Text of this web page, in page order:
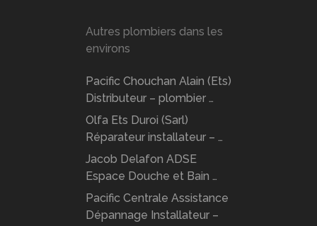
Autres plombiers dans les
environs
Pacific Chouchan Alain (Ets)
Distributeur – plombier …
Olfa Ets Duroi (Sarl)
Réparateur installateur – …
Jacob Delafon ADSE
Espace Douche et Bain …
Pacific Centrale Assistance
Dépannage Installateur –